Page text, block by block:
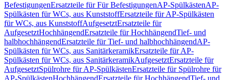
BefestigungenErsatzteile für Für BefestigungenAP-SpülkästenAP-
Spülkästen für WCs, aus KunststoffErsatzteile für AP-Spülkästen
für WCs, aus KunststoffAufgesetztErsatzteile für
AufgesetztHochhängendErsatzteile für HochhängendTief- und
halbhochhängendErsatzteile für Tief- und halbhochhängendAP-
Spülkästen für WCs, aus SanitärkeramikErsatzteile für AP-
Spülkästen für WCs, aus SanitärkeramikAufgesetztErsatzteile für
AufgesetztSpülrohre für AP-SpülkästenErsatzteile für Spülrohre für
AP-SpülkästenHochhängendErsatzteile für HochhängendTief- und